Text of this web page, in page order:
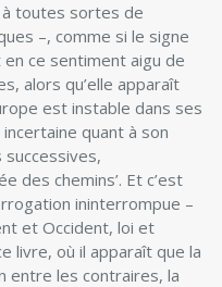
toutes sortes de
–, comme si le signe
ce sentiment aigu de
alors qu’elle apparaît
est instable dans ses
quant à son
successives,
des chemins’. Et c’est
ininterrompue –
et Occident, loi et
livre, où il apparaît que la
entre les contraires, la